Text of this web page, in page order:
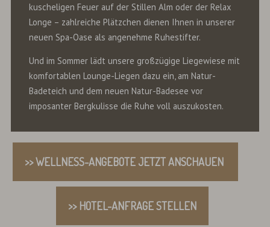
kuscheligen Feuer auf der Stillen Alm oder der Relax
Longe – zahlreiche Plätzchen dienen Ihnen in unserer
neuen Spa-Oase als angenehme Ruhestifter.
Und im Sommer lädt unsere großzügige Liegewiese mit
komfortablen Lounge-Liegen dazu ein, am Natur-
Badeteich und dem neuen Natur-Badesee vor
imposanter Bergkulisse die Ruhe voll auszukosten.
>> WELLNESS-ANGEBOTE JETZT ANSCHAUEN
>> HOTEL-ANFRAGE STELLEN